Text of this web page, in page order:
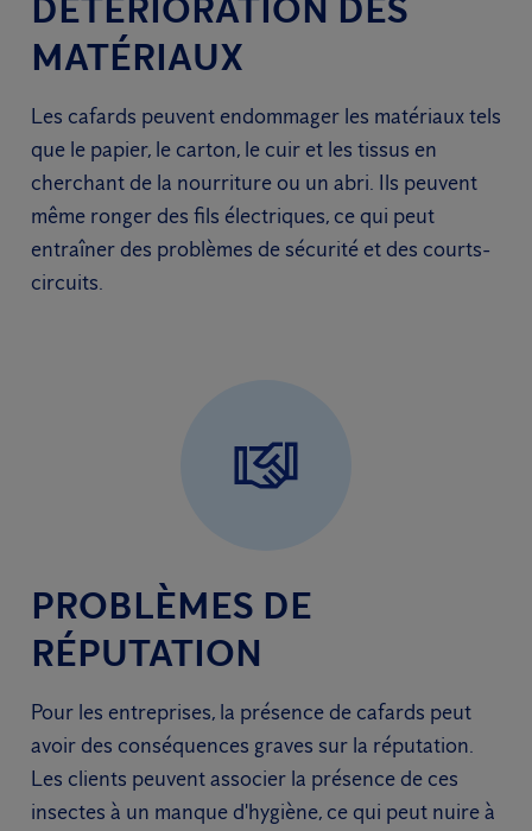
MATÉRIAUX
Les cafards peuvent endommager les matériaux tels
que le papier, le carton, le cuir et les tissus en
cherchant de la nourriture ou un abri. Ils peuvent
même ronger des fils électriques, ce qui peut
entraîner des problèmes de sécurité et des courts-
circuits.
PROBLÈMES DE
RÉPUTATION
Pour les entreprises, la présence de cafards peut
avoir des conséquences graves sur la réputation.
Les clients peuvent associer la présence de ces
insectes à un manque d'hygiène, ce qui peut nuire à